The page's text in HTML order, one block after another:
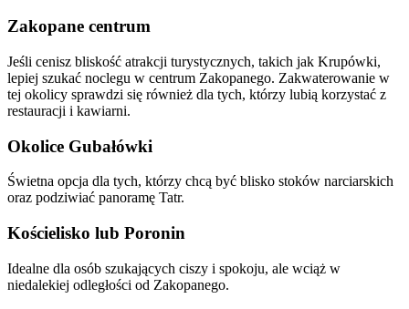
Zakopane centrum
Jeśli cenisz bliskość atrakcji turystycznych, takich jak Krupówki,
lepiej szukać noclegu w centrum Zakopanego. Zakwaterowanie w
tej okolicy sprawdzi się również dla tych, którzy lubią korzystać z
restauracji i kawiarni.
Okolice Gubałówki
Świetna opcja dla tych, którzy chcą być blisko stoków narciarskich
oraz podziwiać panoramę Tatr.
Kościelisko lub Poronin
Idealne dla osób szukających ciszy i spokoju, ale wciąż w
niedalekiej odległości od Zakopanego.